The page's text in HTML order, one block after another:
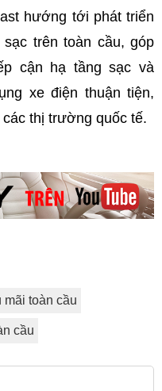
hướng tới phát triển
trên toàn cầu, góp
cận hạ tầng sạc và
xe điện thuận tiện,
thị trường quốc tế.
toàn cầu
cầu